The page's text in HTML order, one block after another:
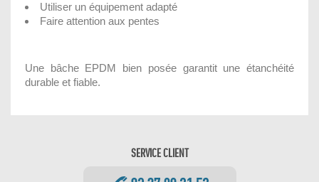
Utiliser un équipement adapté
Faire attention aux pentes
Une bâche EPDM bien posée garantit une étanchéité
durable et fiable.
SERVICE CLIENT